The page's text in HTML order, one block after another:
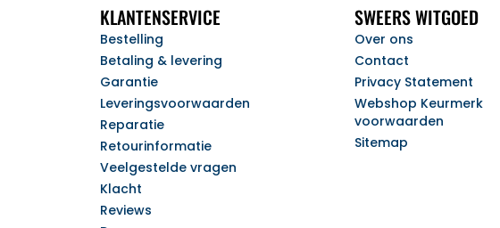
KLANTENSERVICE
Bestelling
Betaling & levering
Garantie
Leveringsvoorwaarden
Reparatie
Retourinformatie
Veelgestelde vragen
Klacht
Reviews
SWEERS WITGOED
Over ons
Contact
Privacy Statement
Webshop Keurmerk
voorwaarden
Sitemap